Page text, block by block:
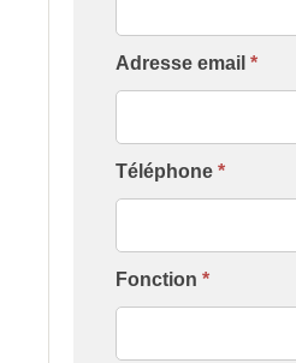
Adresse email *
Téléphone *
Fonction *